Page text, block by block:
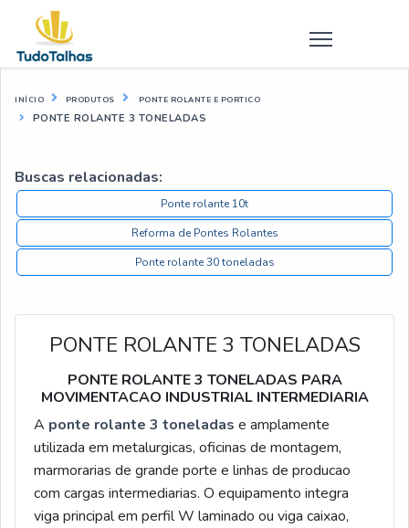
INÍCIO PRODUTOS PONTE ROLANTE E PORTICO
PONTE ROLANTE 3 TONELADAS
Buscas relacionadas:
Ponte rolante 10t
Reforma de Pontes Rolantes
Ponte rolante 30 toneladas
PONTE ROLANTE 3 TONELADAS
PONTE ROLANTE 3 TONELADAS PARA
MOVIMENTACAO INDUSTRIAL INTERMEDIARIA
A ponte rolante 3 toneladas e amplamente
utilizada em metalurgicas, oficinas de montagem,
marmorarias de grande porte e linhas de producao
com cargas intermediarias. O equipamento integra
viga principal em perfil W laminado ou viga caixao,